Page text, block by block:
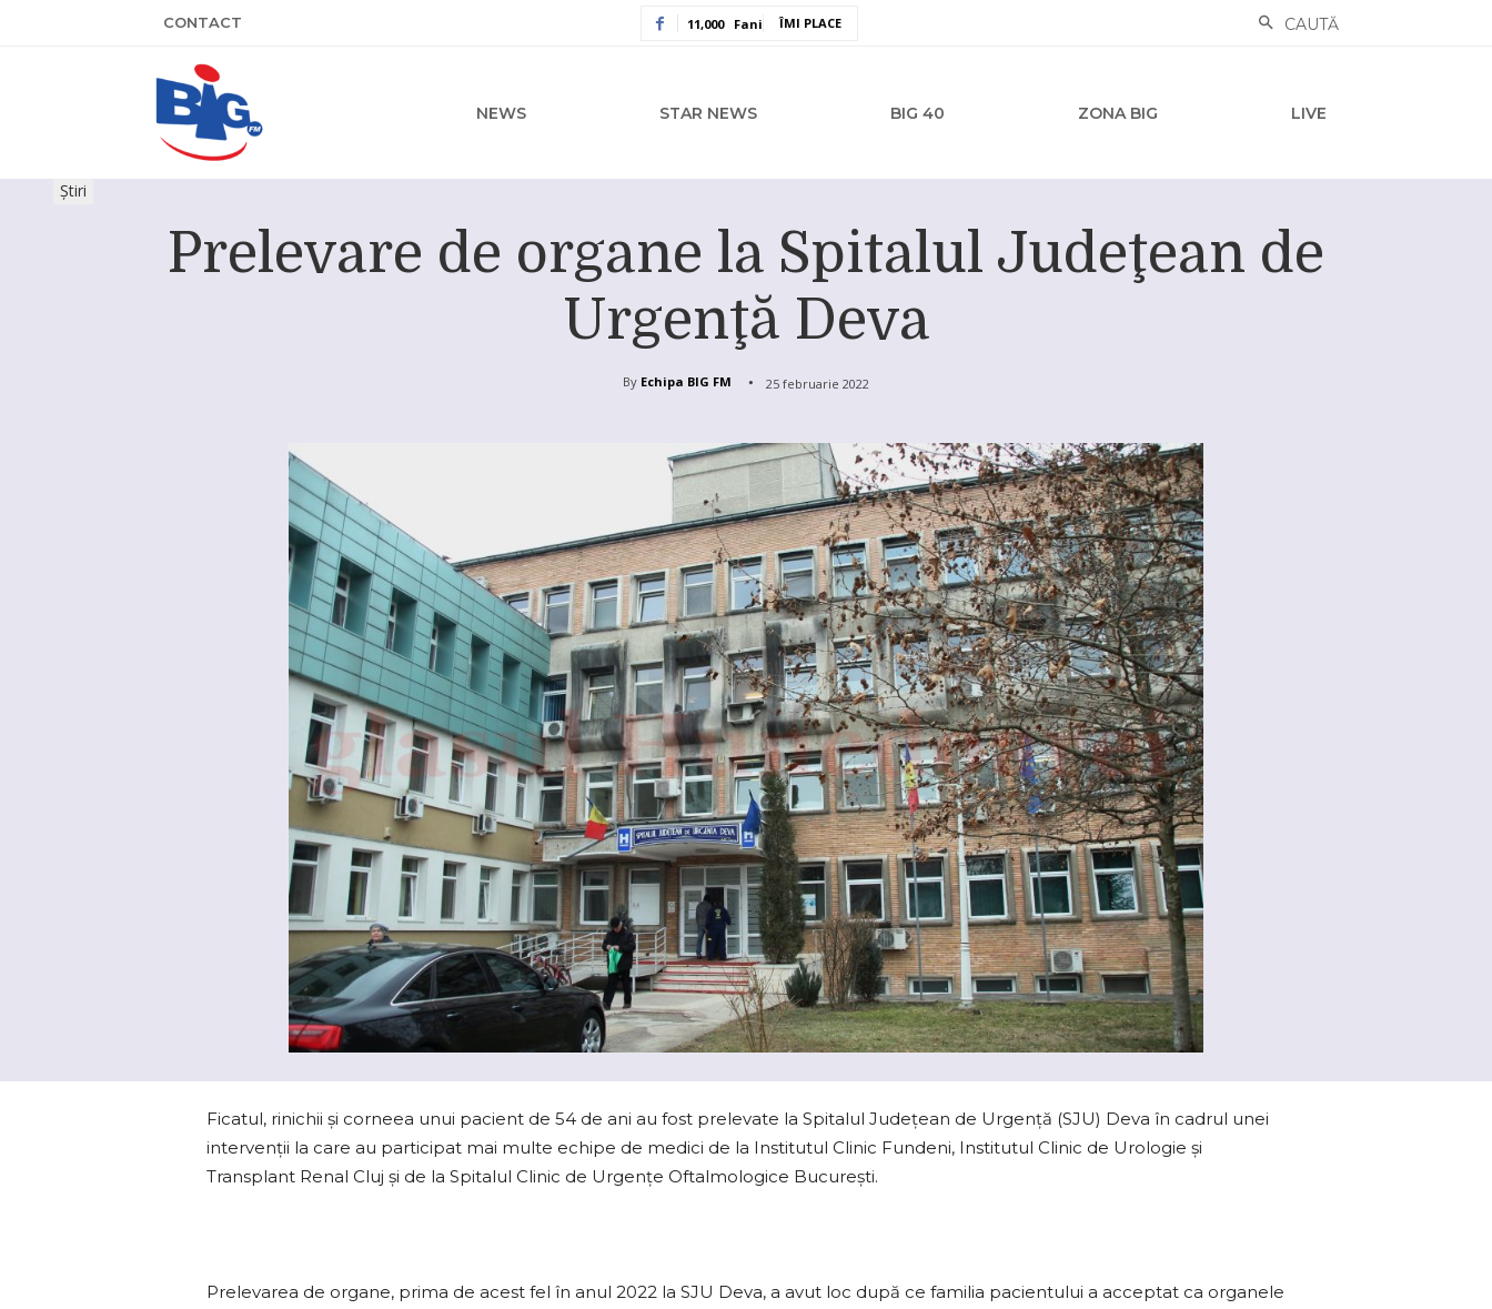
CONTACT 11,000 Fani ÎMI PLACE CAUTĂ
NEWS STAR NEWS BIG 40 ZONA BIG LIVE
Știri
Prelevare de organe la Spitalul Judeţean de
Urgenţă Deva
By Echipa BIG FM 25 februarie 2022
Ficatul, rinichii şi corneea unui pacient de 54 de ani au fost prelevate la Spitalul Judeţean de Urgenţă (SJU) Deva în cadrul unei
intervenţii la care au participat mai multe echipe de medici de la Institutul Clinic Fundeni, Institutul Clinic de Urologie şi
Transplant Renal Cluj şi de la Spitalul Clinic de Urgenţe Oftalmologice Bucureşti.
Prelevarea de organe, prima de acest fel în anul 2022 la SJU Deva, a avut loc după ce familia pacientului a acceptat ca organele